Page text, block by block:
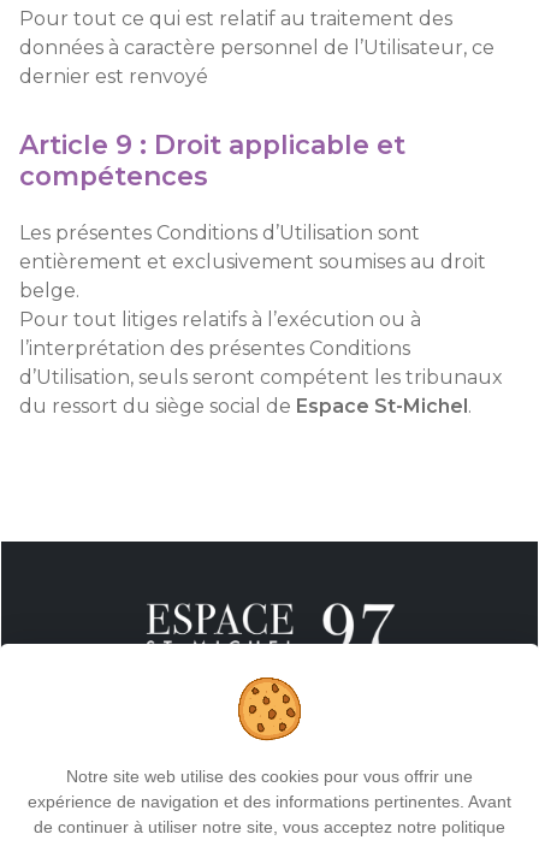
Pour tout ce qui est relatif au traitement des
données à caractère personnel de l’Utilisateur, ce
dernier est renvoyé
Article 9 : Droit applicable et
compétences
Les présentes Conditions d’Utilisation sont
entièrement et exclusivement soumises au droit
belge.
Pour tout litiges relatifs à l’exécution ou à
l’interprétation des présentes Conditions
d’Utilisation, seuls seront compétent les tribunaux
du ressort du siège social de Espace St-Michel.
Cours Saint-Michel 97
Sint Michielswarande
Notre site web utilise des cookies pour vous offrir une
expérience de navigation et des informations pertinentes. Avant
de continuer à utiliser notre site, vous acceptez notre politique